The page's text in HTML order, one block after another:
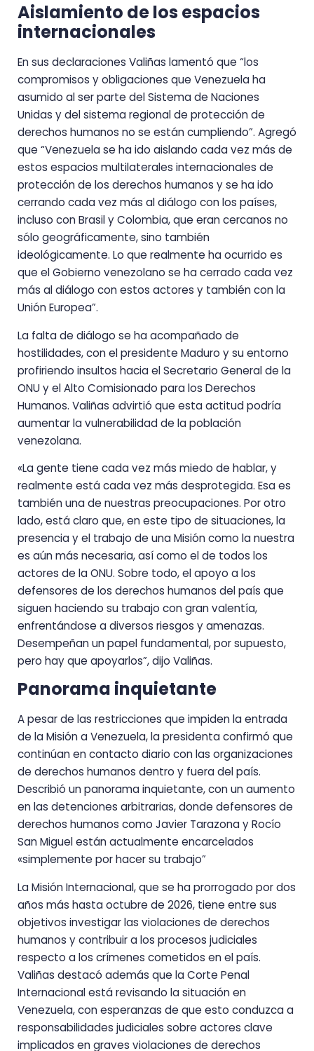
Aislamiento de los espacios
internacionales
En sus declaraciones Valiñas lamentó que “los
compromisos y obligaciones que Venezuela ha
asumido al ser parte del Sistema de Naciones
Unidas y del sistema regional de protección de
derechos humanos no se están cumpliendo”. Agregó
que “Venezuela se ha ido aislando cada vez más de
estos espacios multilaterales internacionales de
protección de los derechos humanos y se ha ido
cerrando cada vez más al diálogo con los países,
incluso con Brasil y Colombia, que eran cercanos no
sólo geográficamente, sino también
ideológicamente. Lo que realmente ha ocurrido es
que el Gobierno venezolano se ha cerrado cada vez
más al diálogo con estos actores y también con la
Unión Europea”.
La falta de diálogo se ha acompañado de
hostilidades, con el presidente Maduro y su entorno
profiriendo insultos hacia el Secretario General de la
ONU y el Alto Comisionado para los Derechos
Humanos. Valiñas advirtió que esta actitud podría
aumentar la vulnerabilidad de la población
venezolana.
«La gente tiene cada vez más miedo de hablar, y
realmente está cada vez más desprotegida. Esa es
también una de nuestras preocupaciones. Por otro
lado, está claro que, en este tipo de situaciones, la
presencia y el trabajo de una Misión como la nuestra
es aún más necesaria, así como el de todos los
actores de la ONU. Sobre todo, el apoyo a los
defensores de los derechos humanos del país que
siguen haciendo su trabajo con gran valentía,
enfrentándose a diversos riesgos y amenazas.
Desempeñan un papel fundamental, por supuesto,
pero hay que apoyarlos”, dijo Valiñas.
Panorama inquietante
A pesar de las restricciones que impiden la entrada
de la Misión a Venezuela, la presidenta confirmó que
continúan en contacto diario con las organizaciones
de derechos humanos dentro y fuera del país.
Describió un panorama inquietante, con un aumento
en las detenciones arbitrarias, donde defensores de
derechos humanos como Javier Tarazona y Rocío
San Miguel están actualmente encarcelados
«simplemente por hacer su trabajo”
La Misión Internacional, que se ha prorrogado por dos
años más hasta octubre de 2026, tiene entre sus
objetivos investigar las violaciones de derechos
humanos y contribuir a los procesos judiciales
respecto a los crímenes cometidos en el país.
Valiñas destacó además que la Corte Penal
Internacional está revisando la situación en
Venezuela, con esperanzas de que esto conduzca a
responsabilidades judiciales sobre actores clave
implicados en graves violaciones de derechos